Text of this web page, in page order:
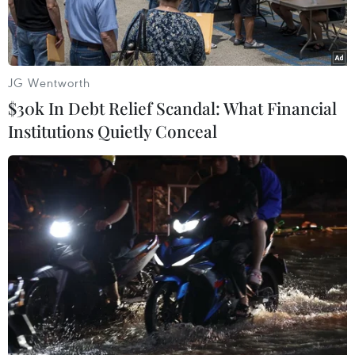
Tặng hoa chúc mừng Hội đồng hương Nghệ An tại Nga. (Ảnh:
Quế Anh/Vietnam+)
Chiều tối 18/10, tại Trung tâm thương mại Hà
JG Wentworth
$30k In Debt Relief Scandal: What Financial
Institutions Quietly Conceal